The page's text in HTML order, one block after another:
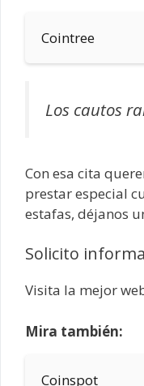
Cointree
Los cautos
Con esa cita
prestar especial
estafas, déjanos
Solicito
Visita la mejor
Mira también:
Coinspot